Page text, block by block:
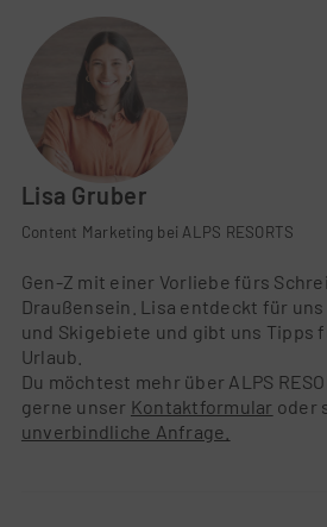
Lisa Gruber
Content Marketing bei ALPS RESORTS
Gen-Z mit einer Vorliebe fürs
Draußensein. Lisa entdeckt für
und Skigebiete und gibt uns Tipps
Urlaub.
Du möchtest mehr über ALPS
gerne unser Kontaktformular oder
unverbindliche Anfrage.